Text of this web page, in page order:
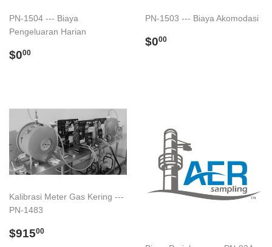
PN-1504 --- Biaya
Pengeluaran Harian
Regular
$000
PN-1503 --- Biaya Akomodasi
Regular
$000
Kalibrasi Meter Gas Kering ---
PN-1483
Regular
$91500